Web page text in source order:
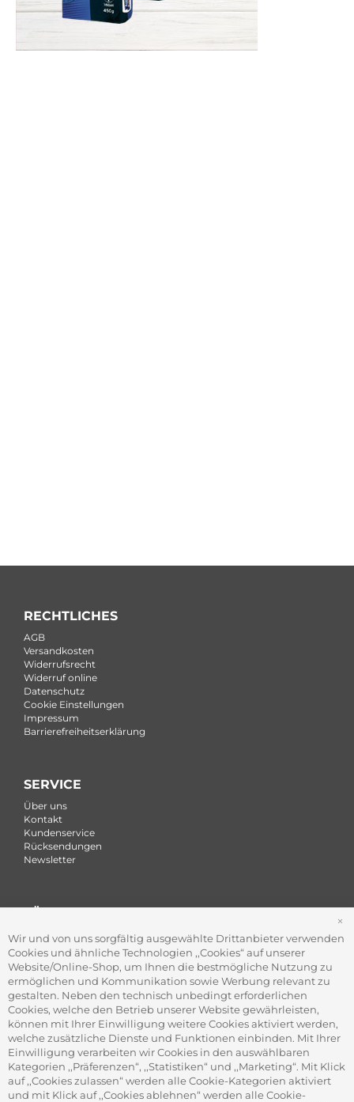
RECHTLICHES
AGB
Versandkosten
Widerrufsrecht
Widerruf online
Datenschutz
Cookie Einstellungen
Impressum
Barrierefreiheitserklärung
SERVICE
Über uns
Kontakt
Kundenservice
Rücksendungen
Newsletter
FÜR FIRMEN
Office Coffee Kaffee für das Büro
Firmenkundenservice
Firmenrabatt-Programm
Werbegeschenke
ADRESSE
Gourvita GmbH
Adam-Opel-Str. 19
63322 Rödermark
Wir und von uns sorgfältig ausgewählte Drittanbieter verwenden
Cookies und ähnliche Technologien ,,Cookies“ auf unserer
Website/Online-Shop, um Ihnen die bestmögliche Nutzung zu
ermöglichen und Kommunikation sowie Werbung relevant zu
gestalten. Neben den technisch unbedingt erforderlichen
Cookies, welche den Betrieb unserer Website gewährleisten,
können mit Ihrer Einwilligung weitere Cookies aktiviert werden,
welche zusätzliche Dienste und Funktionen einbinden. Mit Ihrer
Einwilligung verarbeiten wir Cookies in den auswählbaren
Kategorien ,,Präferenzen“, ,,Statistiken“ und ,,Marketing“. Mit Klick
auf ,,Cookies zulassen“ werden alle Cookie-Kategorien aktiviert
und mit Klick auf ,,Cookies ablehnen“ werden alle Cookie-